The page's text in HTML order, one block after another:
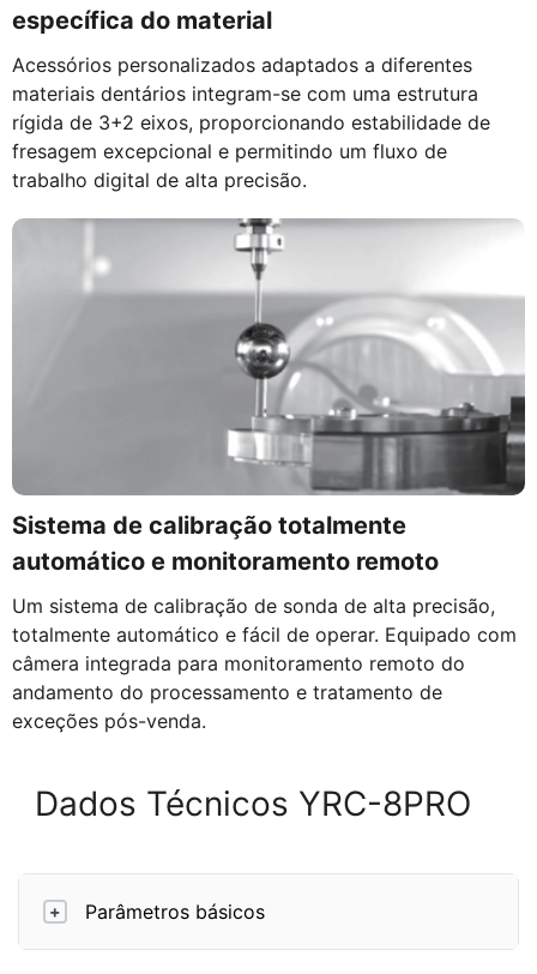
específica do material
Acessórios personalizados adaptados a diferentes
materiais dentários integram-se com uma estrutura
rígida de 3+2 eixos, proporcionando estabilidade de
fresagem excepcional e permitindo um fluxo de
trabalho digital de alta precisão.
Sistema de calibração totalmente
automático e monitoramento remoto
Um sistema de calibração de sonda de alta precisão,
totalmente automático e fácil de operar. Equipado com
câmera integrada para monitoramento remoto do
andamento do processamento e tratamento de
exceções pós-venda.
Dados Técnicos YRC-8PRO
+ Parâmetros básicos